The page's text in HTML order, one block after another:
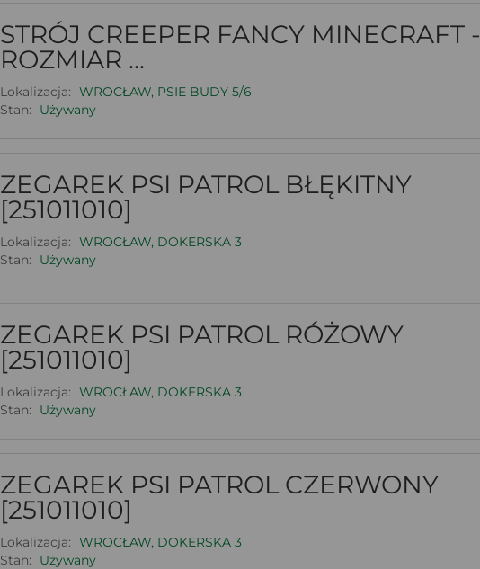
STRÓJ CREEPER FANCY MINECRAFT -
ROZMIAR ...
Lokalizacja: WROCŁAW, PSIE BUDY 5/6
Stan:
Używany
ZEGAREK PSI PATROL BŁĘKITNY
[251011010]
Lokalizacja: WROCŁAW, DOKERSKA 3
Stan:
Używany
ZEGAREK PSI PATROL RÓŻOWY
[251011010]
Lokalizacja: WROCŁAW, DOKERSKA 3
Stan:
Używany
ZEGAREK PSI PATROL CZERWONY
[251011010]
Lokalizacja: WROCŁAW, DOKERSKA 3
Stan:
Używany